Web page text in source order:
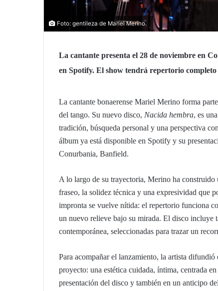
Foto: gentileza de Mariel Merino.
La cantante presenta el 28 de noviembre en
en Spotify. El show tendrá repertorio completo
La cantante bonaerense Mariel Merino forma
del tango. Su nuevo disco, Nacida hembra, es
tradición, búsqueda personal y una perspectiva
álbum ya está disponible en Spotify y su
Conurbania, Banfield.
A lo largo de su trayectoria, Merino ha
fraseo, la solidez técnica y una expresividad que
impronta se vuelve nítida: el repertorio funciona
un nuevo relieve bajo su mirada. El disco incluye
contemporánea, seleccionadas para trazar un
Para acompañar el lanzamiento, la artista
proyecto: una estética cuidada, íntima, centrada
presentación del disco y también en un anticipo